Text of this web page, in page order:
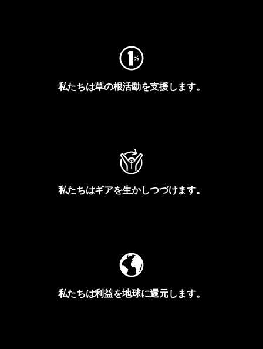
私たちは草の根活動を支援します。
私たちはギアを生かしつづけます。
私たちは利益を地球に還元します。